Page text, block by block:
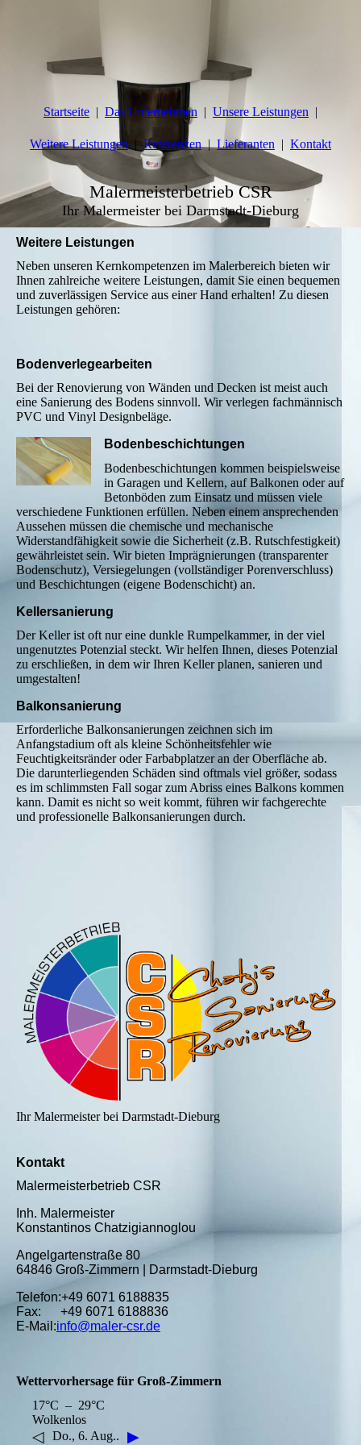
Startseite Das Unternehmen Unsere Leistungen
Weitere Leistungen Referenzen Lieferanten Kontakt
Malermeisterbetrieb CSR
Ihr Malermeister bei Darmstadt-Dieburg
Weitere Leistungen
Neben unseren Kernkompetenzen im Malerbereich bieten wir
Ihnen zahlreiche weitere Leistungen, damit Sie einen bequemen
und zuverlässigen Service aus einer Hand erhalten! Zu diesen
Leistungen gehören:
Bodenverlegearbeiten
Bei der Renovierung von Wänden und Decken ist meist auch
eine Sanierung des Bodens sinnvoll. Wir verlegen fachmännisch
PVC und Vinyl Designbeläge.
Bodenbeschichtungen
Bodenbeschichtungen kommen beispielsweise
in Garagen und Kellern, auf Balkonen oder auf
Betonböden zum Einsatz und müssen viele
verschiedene Funktionen erfüllen. Neben einem ansprechenden
Aussehen müssen die chemische und mechanische
Widerstandfähigkeit sowie die Sicherheit (z.B. Rutschfestigkeit)
gewährleistet sein. Wir bieten Imprägnierungen (transparenter
Bodenschutz), Versiegelungen (vollständiger Porenverschluss)
und Beschichtungen (eigene Bodenschicht) an.
Kellersanierung
Der Keller ist oft nur eine dunkle Rumpelkammer, in der viel
ungenutztes Potenzial steckt. Wir helfen Ihnen, dieses Potenzial
zu erschließen, in dem wir Ihren Keller planen, sanieren und
umgestalten!
Balkonsanierung
Erforderliche Balkonsanierungen zeichnen sich im
Anfangstadium oft als kleine Schönheitsfehler wie
Feuchtigkeitsränder oder Farbabplatzer an der Oberfläche ab.
Die darunterliegenden Schäden sind oftmals viel größer, sodass
es im schlimmsten Fall sogar zum Abriss eines Balkons kommen
kann. Damit es nicht so weit kommt, führen wir fachgerechte
und professionelle Balkonsanierungen durch.
Ihr Malermeister bei Darmstadt-Dieburg
Kontakt
Malermeisterbetrieb CSR
Inh. Malermeister
Konstantinos Chatzigiannoglou
Angelgartenstraße 80
64846 Groß-Zimmern | Darmstadt-Dieburg
Telefon:+49 6071 6188835
Fax: +49 6071 6188836
E-Mail:info@maler-csr.de
Wettervorhersage für Groß-Zimmern
17°C – 29°C
Wolkenlos
◁ Do., 6. Aug.. ▶